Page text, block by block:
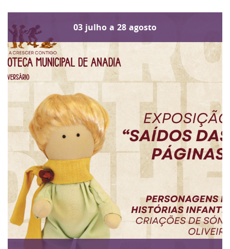
03 julho a 28 agosto